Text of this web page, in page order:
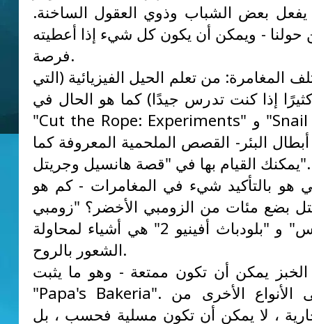
يفعل بعض الشباب وذوي العقول الساخنة.
حولنا - ويمكن أن يكون كل شيء إذا أعطيته
فرصة.
المغامرة: من تعلم الحيل الفيزيائية (التي
إذا كنت تدرس جيدًا) كما هو الحال في
"Cut the Rope: Experiments" و "Snail Bob" ، إلى
البئر- القصص الملحمية المعروفة كما
يمكنك القيام بها في "قصة هانسيل وجريتل".
هو بالتأكيد شيء في المغامرات - كم هو
بضع مئات من الزومبي الأخضر؟ "زومبي
مقطوع الرأس" و "بلودباث أفينيو 2" هي أشياء لمحاولة
الشعور بالروح.
يمكن أن تكون ممتعة - وهو ما يثبت
"Papa's Bakeria". بالإضافة إلى الأنواع الأخرى من
، لا يمكن أن تكون مسلية فحسب ، بل